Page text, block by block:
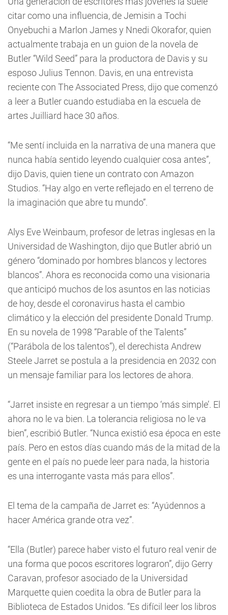
citar como una influencia, de Jemisin a Tochi
Onyebuchi a Marlon James y Nnedi Okorafor, quien
actualmente trabaja en un guion de la novela de
Butler “Wild Seed” para la productora de Davis y su
esposo Julius Tennon. Davis, en una entrevista
reciente con The Associated Press, dijo que comenzó
a leer a Butler cuando estudiaba en la escuela de
artes Juilliard hace 30 años.
“Me sentí incluida en la narrativa de una manera que
nunca había sentido leyendo cualquier cosa antes”,
dijo Davis, quien tiene un contrato con Amazon
Studios. “Hay algo en verte reflejado en el terreno de
la imaginación que abre tu mundo”.
Alys Eve Weinbaum, profesor de letras inglesas en la
Universidad de Washington, dijo que Butler abrió un
género “dominado por hombres blancos y lectores
blancos”. Ahora es reconocida como una visionaria
que anticipó muchos de los asuntos en las noticias
de hoy, desde el coronavirus hasta el cambio
climático y la elección del presidente Donald Trump.
En su novela de 1998 “Parable of the Talents”
(“Parábola de los talentos”), el derechista Andrew
Steele Jarret se postula a la presidencia en 2032 con
un mensaje familiar para los lectores de ahora.
“Jarret insiste en regresar a un tiempo ‘más simple’. El
ahora no le va bien. La tolerancia religiosa no le va
bien”, escribió Butler. “Nunca existió esa época en este
país. Pero en estos días cuando más de la mitad de la
gente en el país no puede leer para nada, la historia
es una interrogante vasta más para ellos”.
El tema de la campaña de Jarret es: “Ayúdennos a
hacer América grande otra vez”.
“Ella (Butler) parece haber visto el futuro real venir de
una forma que pocos escritores lograron”, dijo Gerry
Caravan, profesor asociado de la Universidad
Marquette quien coedita la obra de Butler para la
Biblioteca de Estados Unidos. “Es difícil leer los libros